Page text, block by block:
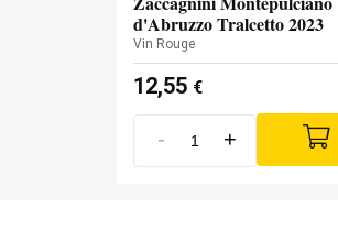
d'Abruzzo Tralcetto 2023
Vin Rouge
12,55 €
- +